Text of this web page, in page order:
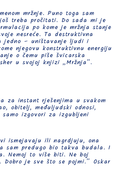
mržnje. Puno toga sam
treba pročitati. Do sada mi je
po kome je mržnja stanje
nesreće. Ta destruktivna
jedno – uništavanje ljudi i
njegovu konstruktivnu energiju
o čemu piše švicarska
u svojoj knjizi „Mržnja“.
za instant rješenjima u svakom
obitelj, međuljudski odnosi,
izgovori za izgubljeni
ismejavaju ili nagrdjuju, ona
sam predugo bio takva budala. I
Nemoj to više biti. Ne boj
. Dobro je sve što se pojmi.” Oskar